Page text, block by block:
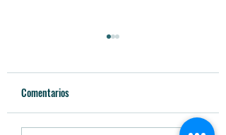
Comentarios